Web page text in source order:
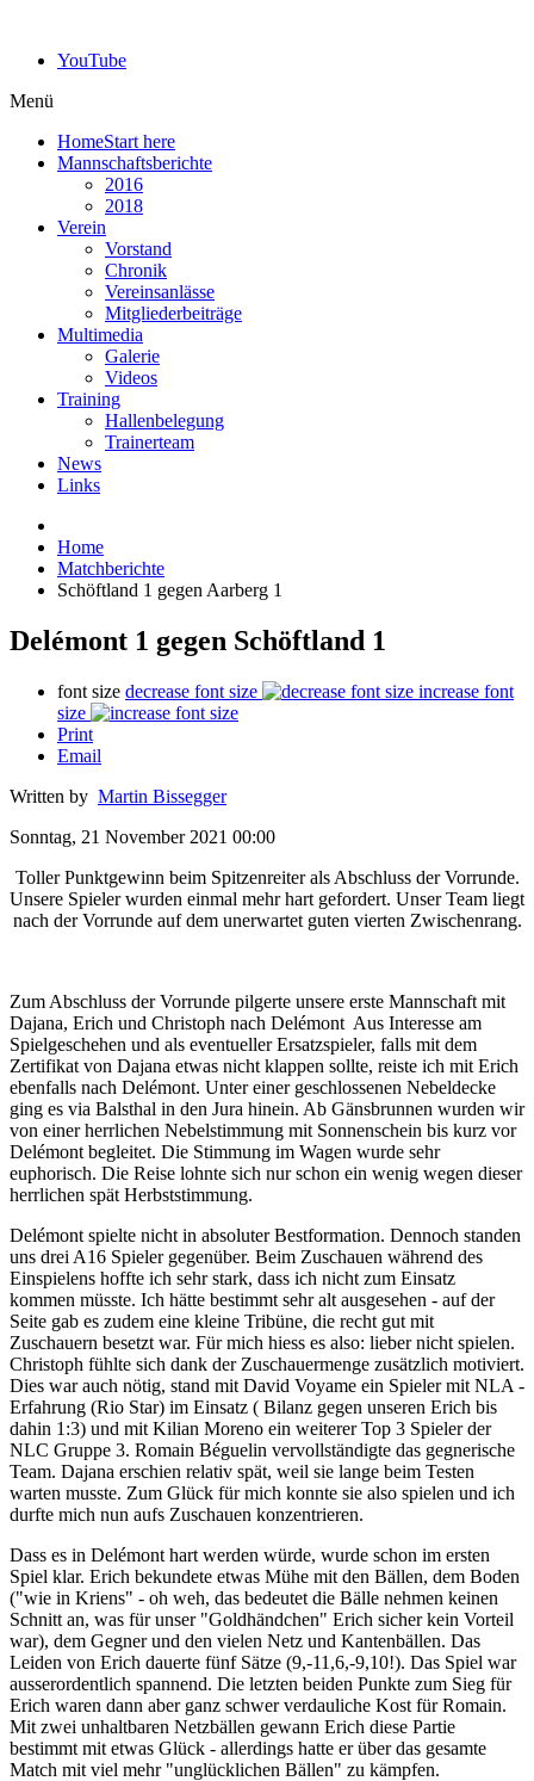
YouTube
Menü
HomeStart here
Mannschaftsberichte
2016
2018
Verein
Vorstand
Chronik
Vereinsanlässe
Mitgliederbeiträge
Multimedia
Galerie
Videos
Training
Hallenbelegung
Trainerteam
News
Links
Home
Matchberichte
Schöftland 1 gegen Aarberg 1
Delémont 1 gegen Schöftland 1
font size decrease font size
increase font
size
Print
Email
Written by Martin Bissegger
Sonntag, 21 November 2021 00:00
Toller Punktgewinn beim Spitzenreiter als Abschluss der Vorrunde.
Unsere Spieler wurden einmal mehr hart gefordert. Unser Team liegt
nach der Vorrunde auf dem unerwartet guten vierten Zwischenrang.
Zum Abschluss der Vorrunde pilgerte unsere erste Mannschaft mit
Dajana, Erich und Christoph nach Delémont Aus Interesse am
Spielgeschehen und als eventueller Ersatzspieler, falls mit dem
Zertifikat von Dajana etwas nicht klappen sollte, reiste ich mit Erich
ebenfalls nach Delémont. Unter einer geschlossenen Nebeldecke
ging es via Balsthal in den Jura hinein. Ab Gänsbrunnen wurden wir
von einer herrlichen Nebelstimmung mit Sonnenschein bis kurz vor
Delémont begleitet. Die Stimmung im Wagen wurde sehr
euphorisch. Die Reise lohnte sich nur schon ein wenig wegen dieser
herrlichen spät Herbststimmung.
Delémont spielte nicht in absoluter Bestformation. Dennoch standen
uns drei A16 Spieler gegenüber. Beim Zuschauen während des
Einspielens hoffte ich sehr stark, dass ich nicht zum Einsatz
kommen müsste. Ich hätte bestimmt sehr alt ausgesehen - auf der
Seite gab es zudem eine kleine Tribüne, die recht gut mit
Zuschauern besetzt war. Für mich hiess es also: lieber nicht spielen.
Christoph fühlte sich dank der Zuschauermenge zusätzlich motiviert.
Dies war auch nötig, stand mit David Voyame ein Spieler mit NLA -
Erfahrung (Rio Star) im Einsatz ( Bilanz gegen unseren Erich bis
dahin 1:3) und mit Kilian Moreno ein weiterer Top 3 Spieler der
NLC Gruppe 3. Romain Béguelin vervollständigte das gegnerische
Team. Dajana erschien relativ spät, weil sie lange beim Testen
warten musste. Zum Glück für mich konnte sie also spielen und ich
durfte mich nun aufs Zuschauen konzentrieren.
Dass es in Delémont hart werden würde, wurde schon im ersten
Spiel klar. Erich bekundete etwas Mühe mit den Bällen, dem Boden
("wie in Kriens" - oh weh, das bedeutet die Bälle nehmen keinen
Schnitt an, was für unser "Goldhändchen" Erich sicher kein Vorteil
war), dem Gegner und den vielen Netz und Kantenbällen. Das
Leiden von Erich dauerte fünf Sätze (9,-11,6,-9,10!). Das Spiel war
ausserordentlich spannend. Die letzten beiden Punkte zum Sieg für
Erich waren dann aber ganz schwer verdauliche Kost für Romain.
Mit zwei unhaltbaren Netzbällen gewann Erich diese Partie
bestimmt mit etwas Glück - allerdings hatte er über das gesamte
Match mit viel mehr "unglücklichen Bällen" zu kämpfen.